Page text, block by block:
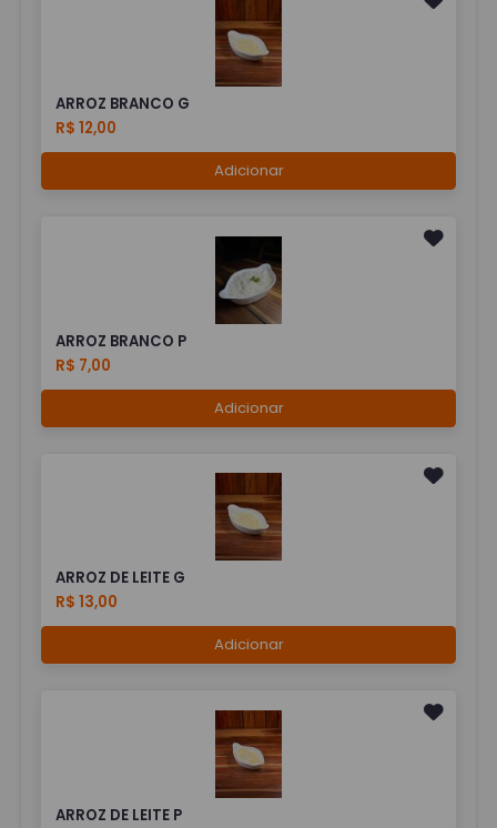
ARROZ BRANCO G
R$ 12,00
Adicionar
ARROZ BRANCO P
R$ 7,00
Adicionar
ARROZ DE LEITE G
R$ 13,00
Adicionar
ARROZ DE LEITE P